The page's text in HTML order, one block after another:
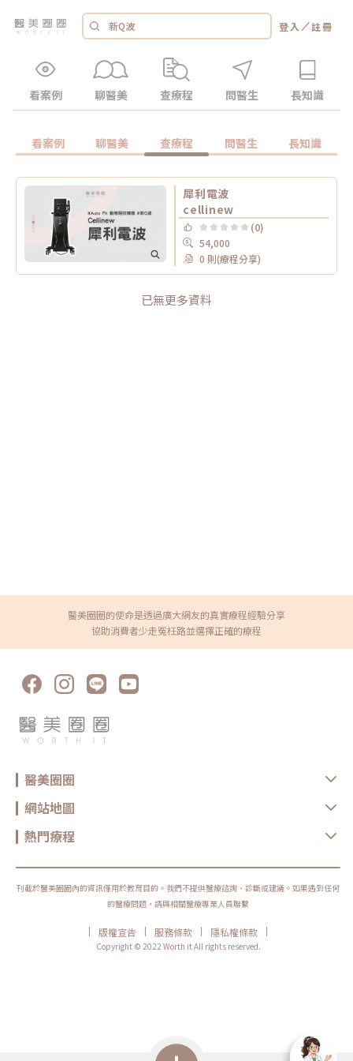
登入 ／註冊
看案例 聊醫美 查療程 問醫生 長知識
看案例 聊醫美 查療程 問醫生 長知識
犀利電波
cellinew
(0)
54,000
0 則(療程分享)
已無更多資料
醫美圈圈的使命是透過廣大網友的真實療程經驗分享
協助消費者少走冤枉路並選擇正確的療程
醫美圈圈
網站地圖
熱門療程
刊載於醫美圈圈內的資訊僅用於教育目的。我們不提供醫療諮詢、診斷或建議。如果遇到任何
的醫療問題，請與相關醫療專業人員聯繫
| 版權宣告 | 服務條款 | 隱私權條款
|
Copyright © 2022 Worth it All rights reserved.